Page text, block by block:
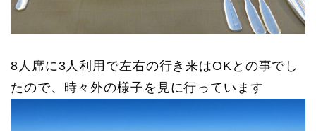
8人席に3人利用で左右の行き来はOKとの事でし
たので、時々外の様子を見に行っています